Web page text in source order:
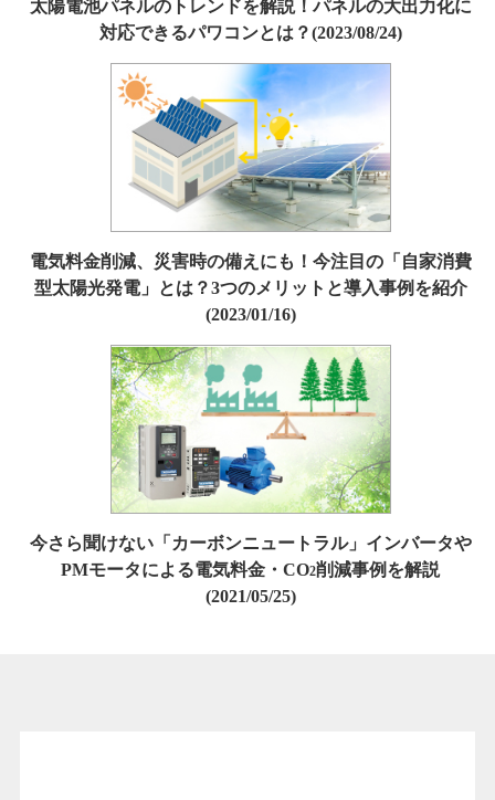
太陽電池パネルのトレンドを解説！パネルの大出力化に
対応できるパワコンとは？(2023/08/24)
電気料金削減、災害時の備えにも！今注目の「自家消費
型太陽光発電」とは？3つのメリットと導入事例を紹介
(2023/01/16)
今さら聞けない「カーボンニュートラル」インバータや
PMモータによる電気料金・CO2削減事例を解説
(2021/05/25)